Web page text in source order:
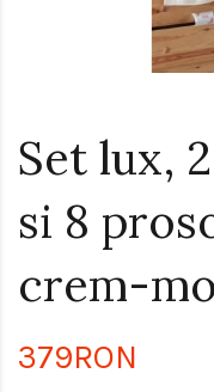
Set lux,
si 8
crem-
379RON